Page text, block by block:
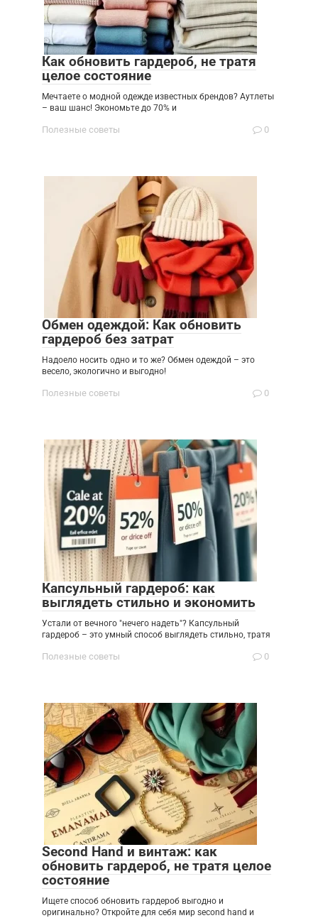
Как обновить гардероб, не тратя
целое состояние
Мечтаете о модной одежде известных брендов? Аутлеты
– ваш шанс! Экономьте до 70% и
Полезные советы 0
Обмен одеждой: Как обновить
гардероб без затрат
Надоело носить одно и то же? Обмен одеждой – это
весело, экологично и выгодно!
Полезные советы 0
Капсульный гардероб: как
выглядеть стильно и экономить
Устали от вечного "нечего надеть"? Капсульный
гардероб – это умный способ выглядеть стильно, тратя
Полезные советы 0
Second Hand и винтаж: как
обновить гардероб, не тратя целое
состояние
Ищете способ обновить гардероб выгодно и
оригинально? Откройте для себя мир second hand и